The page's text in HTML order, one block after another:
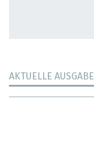
AKTUELLE AUSGABE